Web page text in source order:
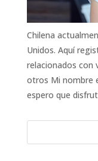
Chilena
Unidos. Aquí
relacionados
otros Mi nombre
espero que